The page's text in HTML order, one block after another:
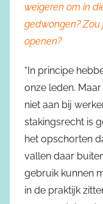
weigeren om in
gedwongen?
openen?
“In principe
onze leden.
niet aan bij
stakingsrecht is
het opschorten
vallen daar
gebruik kunnen
in de praktijk